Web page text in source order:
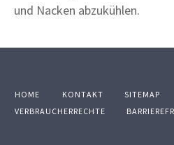
und Nacken abzukühlen.
HOME KONTAKT SITEMAP
VERBRAUCHERRECHTE